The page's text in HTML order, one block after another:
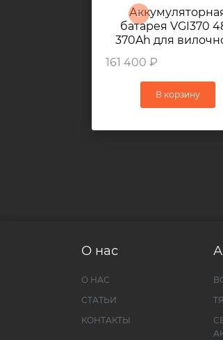
батарея VGI370
370Ah для
161 400 ₽
В корзину
О нас
О НАС
СТАТЬИ
КОНТАКТЫ